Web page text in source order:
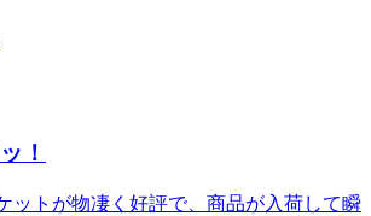
！
ットが物凄く好評で、商品が入荷して瞬